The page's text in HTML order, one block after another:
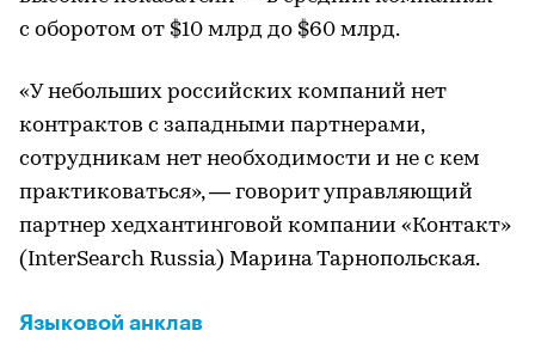
с оборотом от $10 млрд до $60 млрд.
«У небольших российских компаний нет
контрактов с западными партнерами,
сотрудникам нет необходимости и не с кем
практиковаться», — говорит управляющий
партнер хедхантинговой компании «Контакт»
(InterSearch Russia) Марина Тарнопольская.
Языковой анклав